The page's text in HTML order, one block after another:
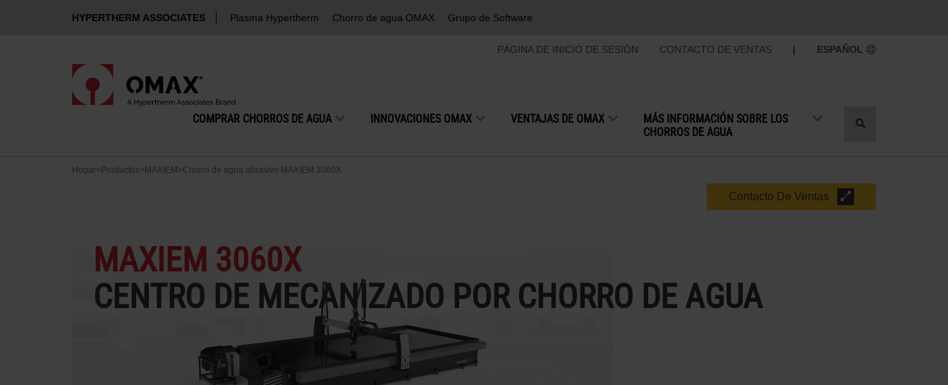
HYPERTHERM ASSOCIATES Plasma Hypertherm Chorro de agua OMAX Grupo de Software
PÁGINA DE INICIO DE SESIÓN CONTACTO DE VENTAS | ESPAÑOL
COMPRAR CHORROS DE AGUA INNOVACIONES OMAX VENTAJAS DE OMAX
MÁS INFORMACIÓN SOBRE LOS
CHORROS DE AGUA
Cambiar
Hogar> Productos> MAXIEM >Chorro de agua abrasivo MAXIEM 3060X
Contacto De Ventas
MAXIEM 3060X
CENTRO DE MECANIZADO POR CHORRO DE AGUA